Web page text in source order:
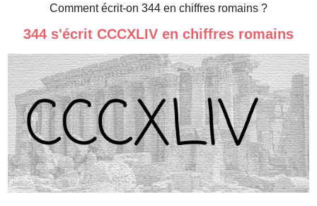
Comment écrit-on 344 en chiffres romains ?
344 s'écrit CCCXLIV en chiffres romains